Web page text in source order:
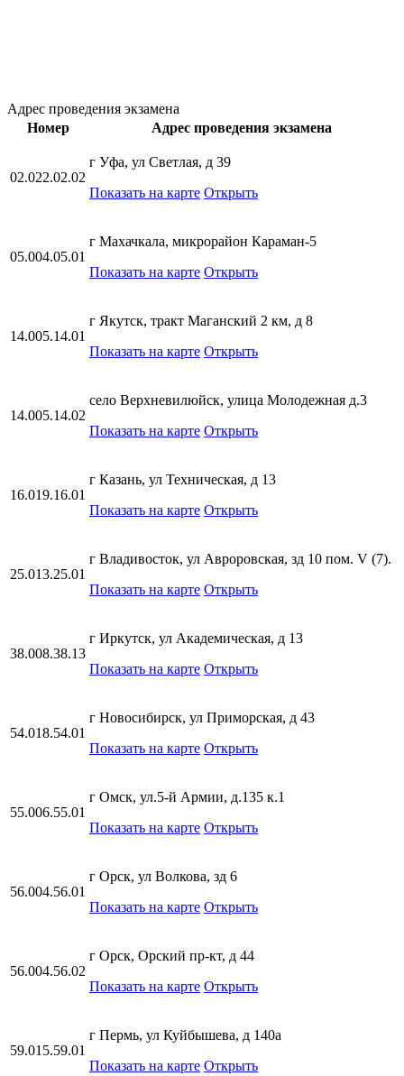
Адрес проведения экзамена
Номер
Адрес проведения экзамена
02.022.02.02
г Уфа, ул Светлая, д 39
Показать на карте Открыть
05.004.05.01
г Махачкала, микрорайон Караман-5
Показать на карте Открыть
14.005.14.01
г Якутск, тракт Маганский 2 км, д 8
Показать на карте Открыть
14.005.14.02
село Верхневилюйск, улица Молодежная д.3
Показать на карте Открыть
16.019.16.01
г Казань, ул Техническая, д 13
Показать на карте Открыть
25.013.25.01
г Владивосток, ул Авроровская, зд 10 пом. V (7).
Показать на карте Открыть
38.008.38.13
г Иркутск, ул Академическая, д 13
Показать на карте Открыть
54.018.54.01
г Новосибирск, ул Приморская, д 43
Показать на карте Открыть
55.006.55.01
г Омск, ул.5-й Армии, д.135 к.1
Показать на карте Открыть
56.004.56.01
г Орск, ул Волкова, зд 6
Показать на карте Открыть
56.004.56.02
г Орск, Орский пр-кт, д 44
Показать на карте Открыть
59.015.59.01
г Пермь, ул Куйбышева, д 140а
Показать на карте Открыть